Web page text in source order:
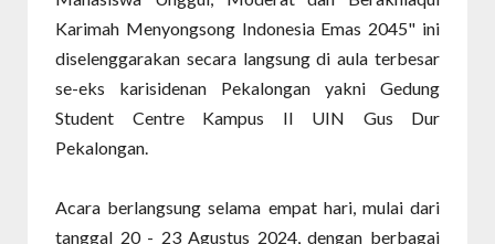
Karimah Menyongsong Indonesia Emas 2045" ini
diselenggarakan secara langsung di aula terbesar
se-eks karisidenan Pekalongan yakni Gedung
Student Centre Kampus II UIN Gus Dur
Pekalongan.
Acara berlangsung selama empat hari, mulai dari
tanggal 20 - 23 Agustus 2024, dengan berbagai